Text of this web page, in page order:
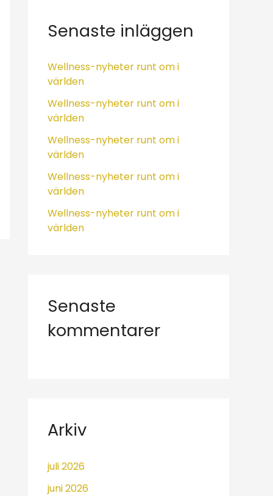
f
e
r
:
Senaste inläggen
Wellness-nyheter runt om i
världen
Wellness-nyheter runt om i
världen
Wellness-nyheter runt om i
världen
Wellness-nyheter runt om i
världen
Wellness-nyheter runt om i
världen
Senaste
kommentarer
Arkiv
juli 2026
juni 2026